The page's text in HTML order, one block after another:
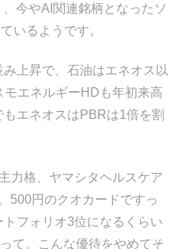
今やAI関連銘柄となったソ
いるようです。
上昇で、石油はエネオス以
エネルギーHDも年初来高
エネオスはPBRは1倍を割
力格、ヤマシタヘルスケア
500円のクオカードですっ
フォリオ3位になるくらい
て。こんな優待をやめてそ